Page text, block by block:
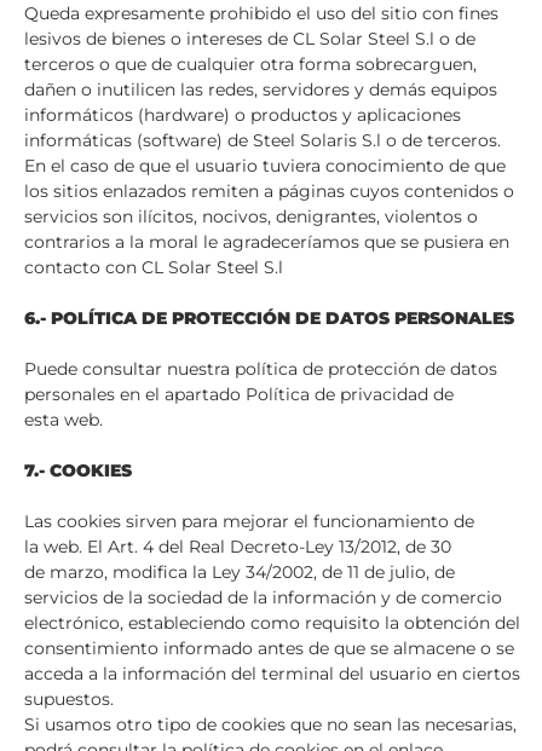
Queda expresamente prohibido el uso del sitio con fines
lesivos de bienes o intereses de CL Solar Steel S.l o de
terceros o que de cualquier otra forma sobrecarguen,
dañen o inutilicen las redes, servidores y demás equipos
informáticos (hardware) o productos y aplicaciones
informáticas (software) de Steel Solaris S.l o de terceros.
En el caso de que el usuario tuviera conocimiento de que
los sitios enlazados remiten a páginas cuyos contenidos o
servicios son ilícitos, nocivos, denigrantes, violentos o
contrarios a la moral le agradeceríamos que se pusiera en
contacto con CL Solar Steel S.l
6.- POLÍTICA DE PROTECCIÓN DE DATOS PERSONALES
Puede consultar nuestra política de protección de datos
personales en el apartado Política de privacidad de
esta web.
7.- COOKIES
Las cookies sirven para mejorar el funcionamiento de
la web. El Art. 4 del Real Decreto-Ley 13/2012, de 30
de marzo, modifica la Ley 34/2002, de 11 de julio, de
servicios de la sociedad de la información y de comercio
electrónico, estableciendo como requisito la obtención del
consentimiento informado antes de que se almacene o se
acceda a la información del terminal del usuario en ciertos
supuestos.
Si usamos otro tipo de cookies que no sean las necesarias,